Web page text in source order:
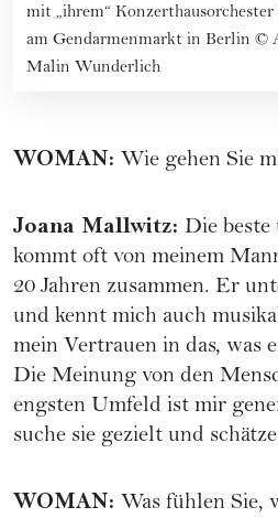
mit „ihrem“ Konzerthausorchester
am Gendarmenmarkt in Berlin ©
Malin Wunderlich
WOMAN: Wie gehen Sie
Joana Mallwitz: Die
kommt oft von meinem
20 Jahren zusammen. Er
und kennt mich auch
mein Vertrauen in das, was
Die Meinung von den
engsten Umfeld ist mir
suche sie gezielt und
WOMAN: Was fühlen Sie,